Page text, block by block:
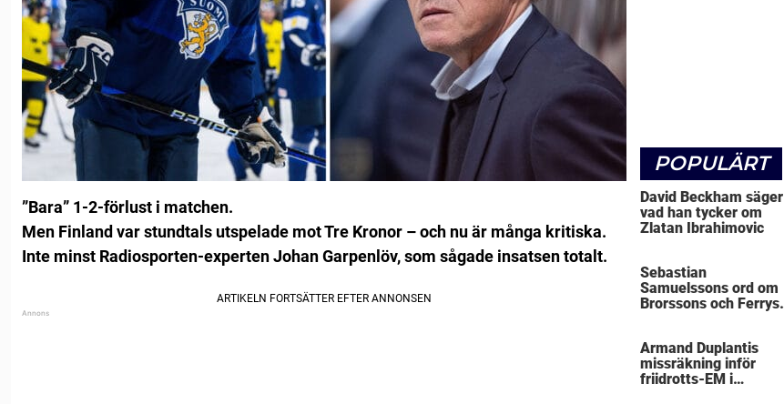
”Bara” 1-2-förlust i matchen.
Men Finland var stundtals utspelade mot Tre Kronor – och nu är många kritiska.
Inte minst Radiosporten-experten Johan Garpenlöv, som sågade insatsen totalt.
POPULÄRT
David Beckham säger
vad han tycker om
Zlatan Ibrahimovic
Sebastian
Samuelssons ord om
Brorssons och Ferrys
Armand Duplantis
missräkning inför
friidrotts-EM i